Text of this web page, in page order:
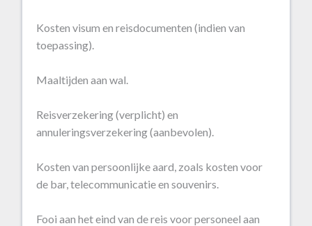
Kosten visum en reisdocumenten (indien van
toepassing).
Maaltijden aan wal.
Reisverzekering (verplicht) en
annuleringsverzekering (aanbevolen).
Kosten van persoonlijke aard, zoals kosten voor
de bar, telecommunicatie en souvenirs.
Fooi aan het eind van de reis voor personeel aan